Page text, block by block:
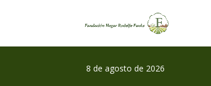
8 de agosto de 2026